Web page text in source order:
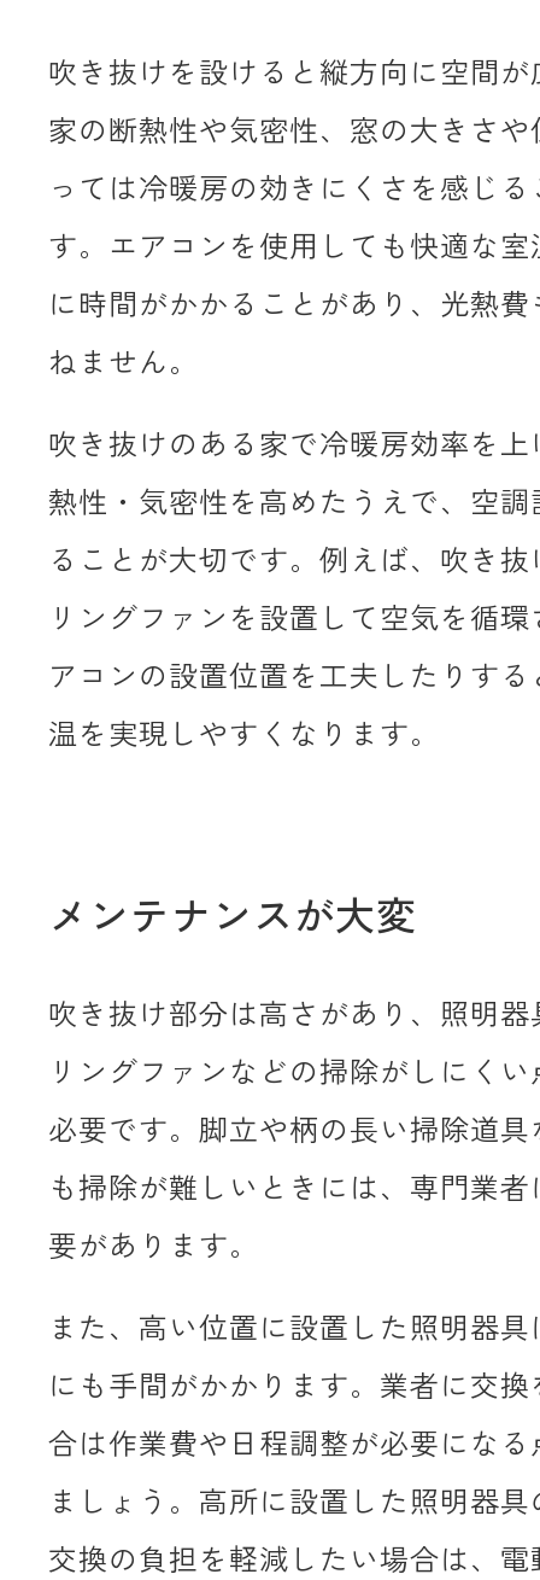
吹き抜けを設けると縦方向に空間
家の断熱性や気密性、窓の大きさ
っては冷暖房の効きにくさを感じ
す。エアコンを使用しても快適な
に時間がかかることがあり、光熱
ねません。
吹き抜けのある家で冷暖房効率を
熱性・気密性を高めたうえで、空
ることが大切です。例えば、吹き
リングファンを設置して空気を循
アコンの設置位置を工夫したりす
温を実現しやすくなります。
メンテナンスが大変
吹き抜け部分は高さがあり、照明
リングファンなどの掃除がしにく
必要です。脚立や柄の長い掃除道
も掃除が難しいときには、専門業
要があります。
また、高い位置に設置した照明器
にも手間がかかります。業者に交
合は作業費や日程調整が必要にな
ましょう。高所に設置した照明器
交換の負担を軽減したい場合は、